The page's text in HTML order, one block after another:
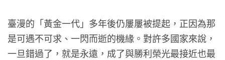
臺漫的「黃金一代」多年後仍屢屢被提起，正因為那
是可遇不可求、一閃而逝的機緣。對許多國家來說，
一旦錯過了，就是永遠，成了與勝利榮光最接近也最